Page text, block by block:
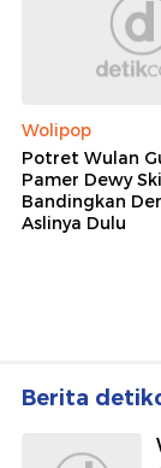
Wolipop
Potret Wulan
Pamer Dewy
Bandingkan
Aslinya Dulu
Berita